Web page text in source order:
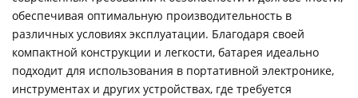
обеспечивая оптимальную производительность в
различных условиях эксплуатации. Благодаря своей
компактной конструкции и легкости, батарея идеально
подходит для использования в портативной электронике,
инструментах и других устройствах, где требуется